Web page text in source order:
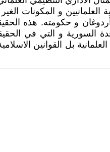
و المكونات الغير
و حكومته. هذه
السورية و التي
بل القوانين